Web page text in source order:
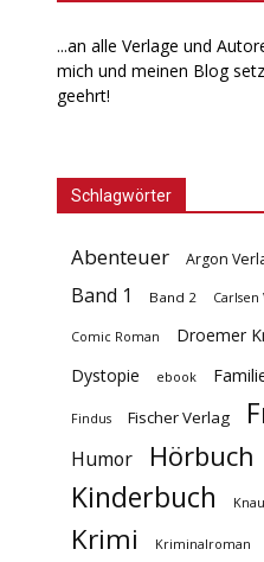
...an alle Verlage und
mich und meinen Blog
geehrt!
Schlagwörter
Abenteuer Argon
Band 1 Band 2 Carlsen
Comic Roman Droemer
Dystopie ebook
Findus Fischer Verlag
Humor Hörbuch
Kinderbuch
Krimi Kriminalroman